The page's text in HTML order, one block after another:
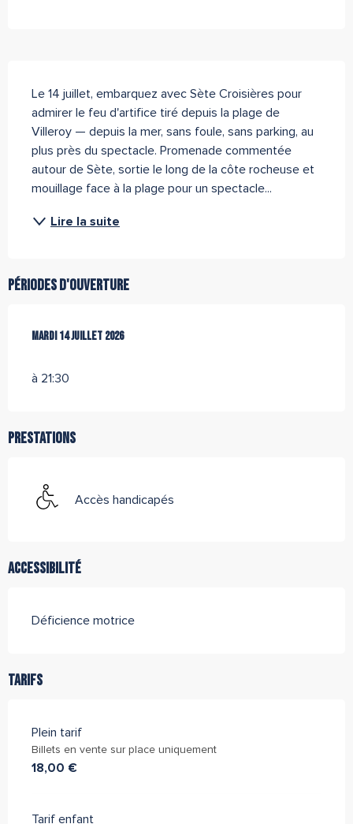
Description
Le 14 juillet, embarquez avec Sète Croisières pour
admirer le feu d'artifice tiré depuis la plage de
Villeroy — depuis la mer, sans foule, sans parking, au
plus près du spectacle. Promenade commentée
autour de Sète, sortie le long de la côte rocheuse et
mouillage face à la plage pour un spectacle...
Lire la suite
Périodes d'ouverture
Mardi 14 juillet 2026
Mardi 14 juillet 2026
à 21:30
Prestations
Accès handicapés
Accessibilité
Déficience motrice
Tarifs
Plein tarif
Billets en vente sur place uniquement
18,00 €
Tarif enfant